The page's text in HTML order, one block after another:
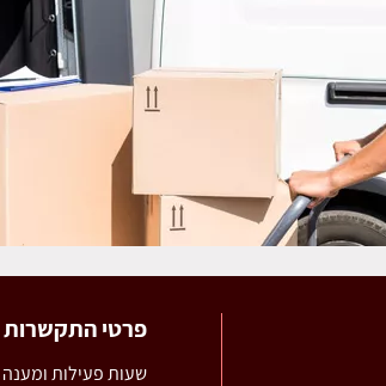
פרטי התקשרות
שעות פעילות ומענה